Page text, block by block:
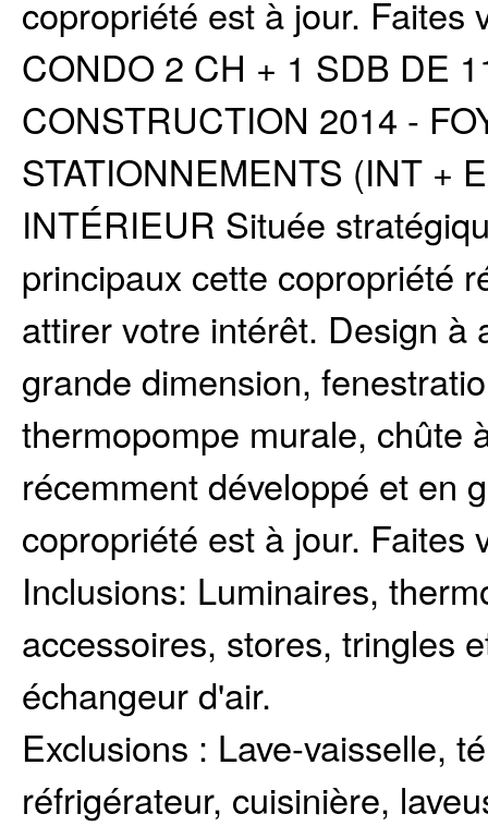
copropriété est à jour. Faites
CONDO 2 CH + 1 SDB DE
CONSTRUCTION 2014 -
STATIONNEMENTS (INT +
INTÉRIEUR Située
principaux cette copropriété
attirer votre intérêt. Design à
grande dimension,
thermopompe murale, chûte
récemment développé et en
copropriété est à jour. Faites
Inclusions: Luminaires,
accessoires, stores, tringles
échangeur d'air.
Exclusions : Lave-vaisselle,
réfrigérateur, cuisinière,